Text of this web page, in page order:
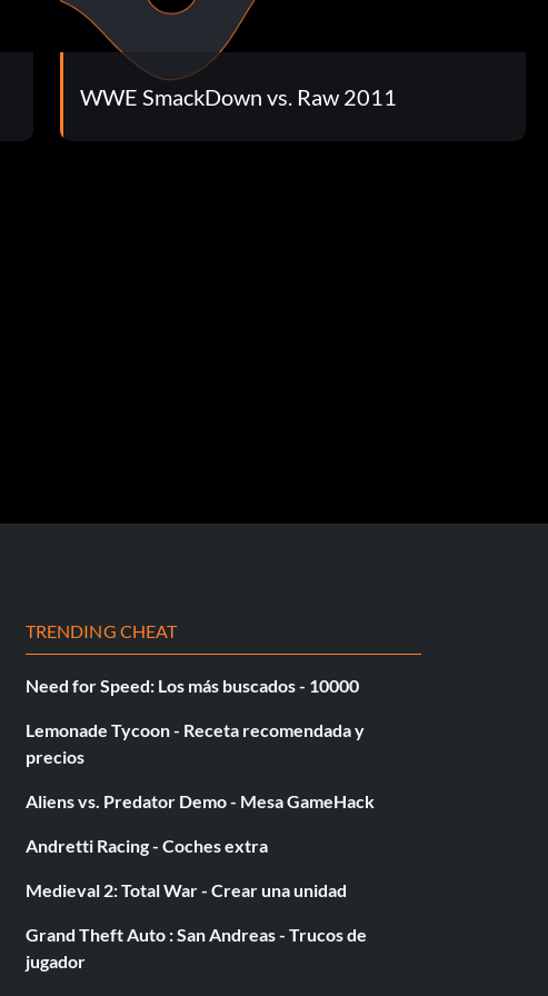
WWE SmackDown vs. Raw 2011
TRENDING CHEAT
Need for Speed: Los más buscados - 10000
Lemonade Tycoon - Receta recomendada y
precios
Aliens vs. Predator Demo - Mesa GameHack
Andretti Racing - Coches extra
Medieval 2: Total War - Crear una unidad
Grand Theft Auto : San Andreas - Trucos de
jugador